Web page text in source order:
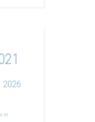
2026